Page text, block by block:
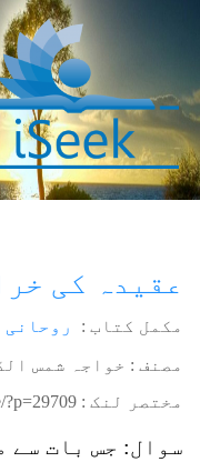
عقیدہ کی
مکمل کتاب : روحانی
مصنف : خواجہ شمس
مختصر لنک : ?p=29709
سوال: جس بات سے